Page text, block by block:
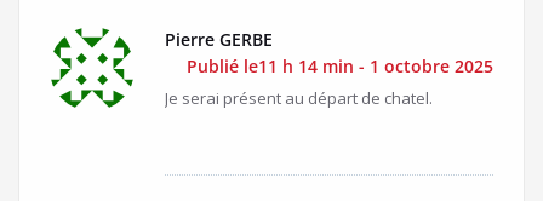
Pierre GERBE
Publié le11 h 14 min - 1 octobre 2025
Je serai présent au départ de chatel.